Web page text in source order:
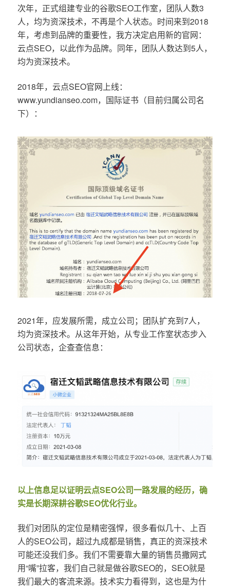
次年，正式组建专业的谷歌SEO工作室，团队人数3
人，均为资深技术，不再是个人状态。时间来到2018
年，考虑到品牌的重要性，我方决定启用新的官网：
云点SEO，以此作为品牌。同年，团队人数达到5人，
均为资深技术。
2018年，云点SEO官网上线：
www.yundianseo.com，国际证书（目前归属公司名
下）：
2021年，应发展所需，成立公司；团队扩充到7人，
均为资深技术。从这年开始，从专业工作室状态步入
公司状态，企查查信息：
以上信息足以证明云点SEO公司一路发展的经历，确
实是长期深耕谷歌SEO优化行业。
我们对团队的定位是精密强悍，很多看似几十、上百
人的SEO公司，超过九成都是销售，真正的资深技术
可能还没我们多。我们不需要靠大量的销售员撒网式
用“嘴”拉客，我们自己就是做谷歌SEO的，SEO就是
我们最大的客流来源。技术实力看得到，这也是为什